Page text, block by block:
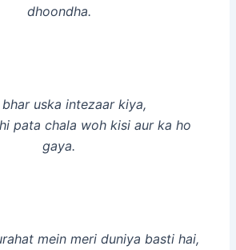
dhoondha.
bhar uska intezaar kiya,
pata chala woh kisi aur ka ho
gaya.
mein meri duniya basti hai,